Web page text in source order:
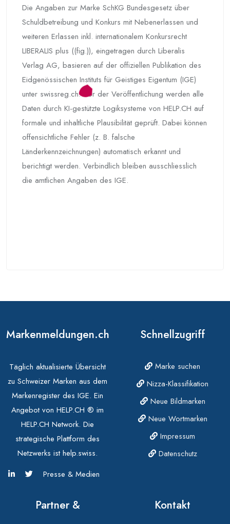
Die Angaben zur Marke SchKG Bundesgesetz über
Schuldbetreibung und Konkurs mit Nebenerlassen und
weiteren Erlassen inkl. internationalem Konkursrecht
LIBERALIS plus ((fig.)), eingetragen durch Liberalis
Verlag AG, basieren auf der offiziellen Publikation des
Eidgenössischen Instituts für Geistiges Eigentum (IGE)
unter swissreg.ch. Vor der Veröffentlichung werden alle
Daten durch KI-gestützte Logiksysteme von HELP.CH auf
formale und inhaltliche Plausibilität geprüft. Dabei können
offensichtliche Fehler (z. B. falsche
Länderkennzeichnungen) automatisch erkannt und
berichtigt werden. Verbindlich bleiben ausschliesslich
die amtlichen Angaben des IGE.
Markenmeldungen.ch
Täglich aktualisierte Übersicht
zu Schweizer Marken aus dem
Markenregister des IGE. Ein
Angebot von HELP.CH ® im
HELP.CH Network. Die
strategische Plattform des
Netzwerks ist help.swiss.
Presse & Medien
Schnellzugriff
Marke suchen
Nizza-Klassifikation
Neue Bildmarken
Neue Wortmarken
Impressum
Datenschutz
Partner &
Kontakt